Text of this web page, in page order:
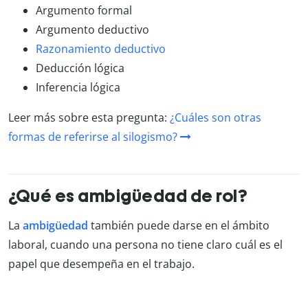
Argumento formal
Argumento deductivo
Razonamiento deductivo
Deducción lógica
Inferencia lógica
Leer más sobre esta pregunta: ¿Cuáles son otras
formas de referirse al silogismo?
¿Qué es ambigüedad de rol?
La ambigüedad también puede darse en el ámbito
laboral, cuando una persona no tiene claro cuál es el
papel que desempeña en el trabajo.